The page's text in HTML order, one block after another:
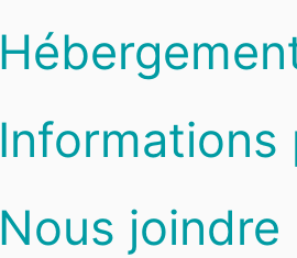
Informations
Nous joindre